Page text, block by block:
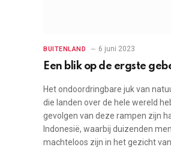
BUITENLAND 6 juni 2023
Een blik op de ergste
Het ondoordringbare juk van
die landen over de hele wereld
gevolgen van deze rampen zijn
Indonesië, waarbij duizenden
machteloos zijn in het gezicht